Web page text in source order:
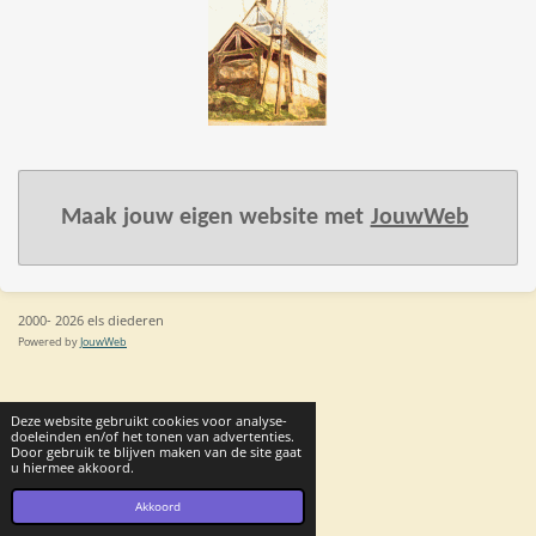
Deze website gebruikt cookies voor analyse-
doeleinden en/of het tonen van advertenties.
Door gebruik te blijven maken van de site gaat
u hiermee akkoord.
Akkoord
Maak jouw eigen website met JouwWeb
2000- 2026 els diederen
Powered byJouwWeb